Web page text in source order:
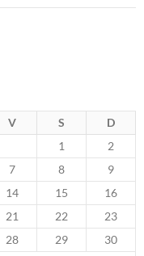
V S
D
1
2
7 8
9
14 15
16
21 22
23
28 29
30